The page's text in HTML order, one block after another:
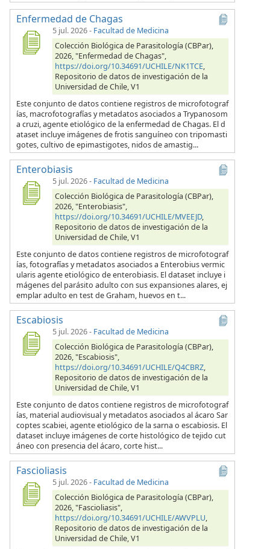
Enfermedad de Chagas
5 jul. 2026- Facultad de Medicina
Colección Biológica de Parasitología (CBPar),
2026, "Enfermedad de Chagas",
https://doi.org/10.34691/UCHILE/NK1TCE,
Repositorio de datos de investigación de la
Universidad de Chile, V1
Este conjunto de datos contiene registros de microfotograf
ías, macrofotografías y metadatos asociados a Trypanosom
a cruzi, agente etiológico de la enfermedad de Chagas. El d
ataset incluye imágenes de frotis sanguíneo con tripomasti
gotes, cultivo de epimastigotes, nidos de amastig...
Enterobiasis
5 jul. 2026- Facultad de Medicina
Colección Biológica de Parasitología (CBPar),
2026, "Enterobiasis",
https://doi.org/10.34691/UCHILE/MVEEJD,
Repositorio de datos de investigación de la
Universidad de Chile, V1
Este conjunto de datos contiene registros de microfotograf
ías, fotografías y metadatos asociados a Enterobius vermic
ularis agente etiológico de enterobiasis. El dataset incluye i
mágenes del parásito adulto con sus expansiones alares, ej
emplar adulto en test de Graham, huevos en t...
Escabiosis
5 jul. 2026- Facultad de Medicina
Colección Biológica de Parasitología (CBPar),
2026, "Escabiosis",
https://doi.org/10.34691/UCHILE/Q4CBRZ,
Repositorio de datos de investigación de la
Universidad de Chile, V1
Este conjunto de datos contiene registros de microfotograf
ías, material audiovisual y metadatos asociados al ácaro Sar
coptes scabiei, agente etiológico de la sarna o escabiosis. El
dataset incluye imágenes de corte histológico de tejido cut
áneo con presencia del ácaro, corte hist...
Fascioliasis
5 jul. 2026- Facultad de Medicina
Colección Biológica de Parasitología (CBPar),
2026, "Fascioliasis",
https://doi.org/10.34691/UCHILE/AWVPLU,
Repositorio de datos de investigación de la
Universidad de Chile, V1